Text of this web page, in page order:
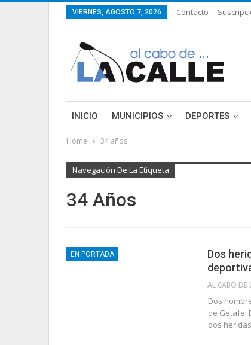
VIERNES, AGOSTO 7, 2026 Contacto
INICIO MUNICIPIOS DEPORTES
Home 34 años
Navegación De La Etiqueta
34 Años
EN PORTADA
Dos
Dos
de Getafe.
dos